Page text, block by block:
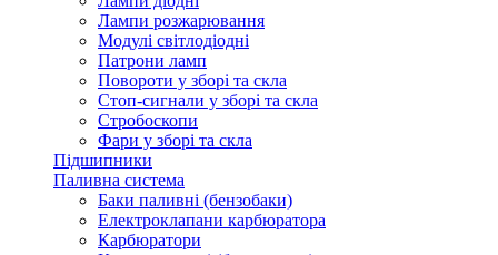
Лампи розжарювання
Модулі світлодіодні
Патрони ламп
Повороти у зборі та скла
Стоп-сигнали у зборі та скла
Стробоскопи
Фари у зборі та скла
Підшипники
Паливна система
Баки паливні (бензобаки)
Електроклапани карбюратора
Карбюратори